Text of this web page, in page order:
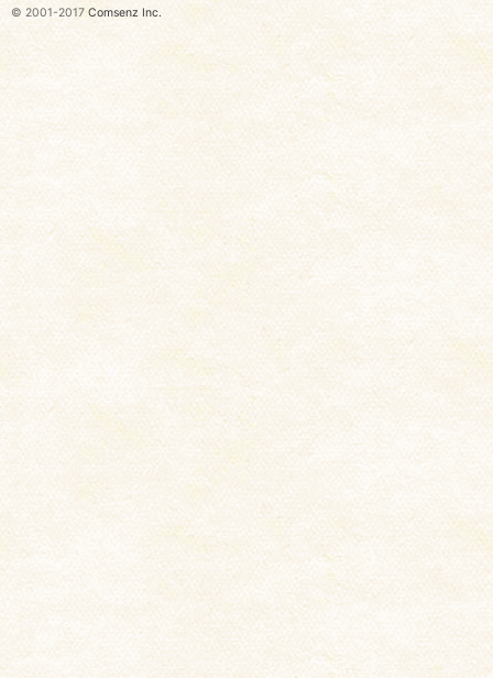
© 2001-2017 Comsenz Inc.